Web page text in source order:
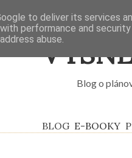
Blog o
BLOG E-BOOKY
to deliver its services
performance and
abuse.